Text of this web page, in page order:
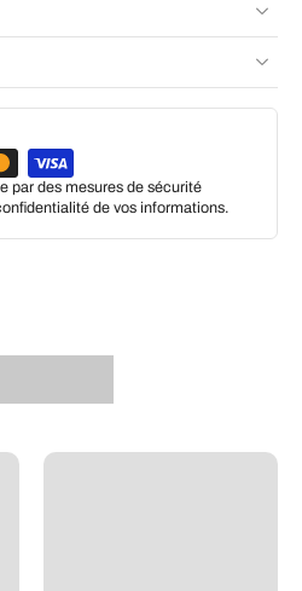
par des mesures de sécurité
de vos informations.